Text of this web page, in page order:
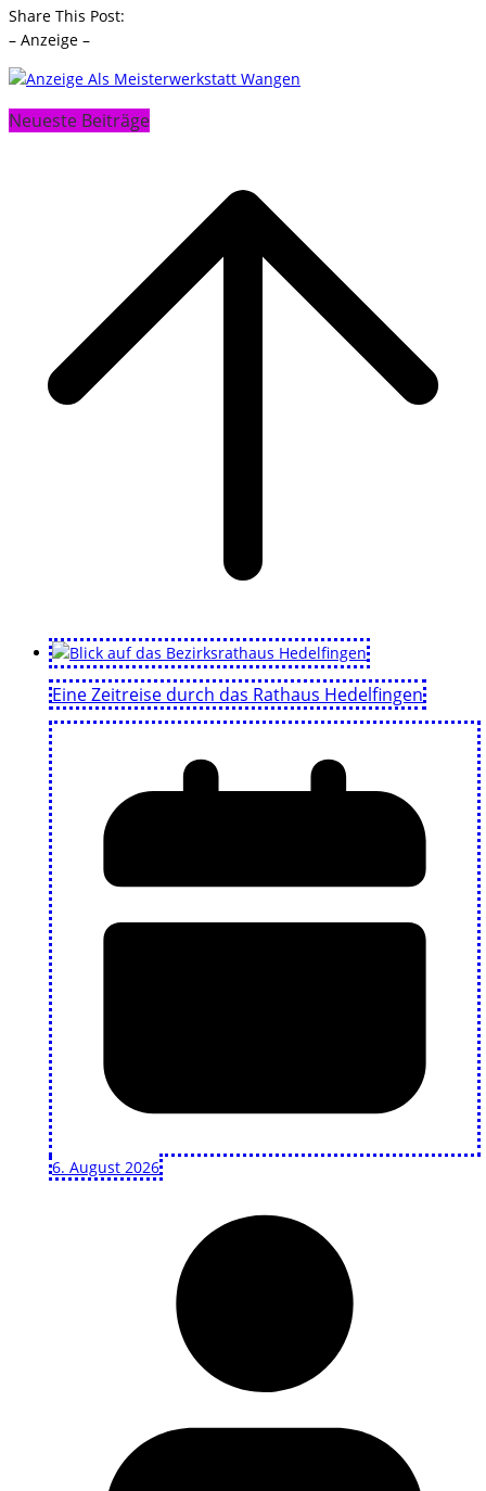
Share This Post:
– Anzeige –
Neueste Beiträge
Eine Zeitreise durch das Rathaus Hedelfingen
6. August 2026